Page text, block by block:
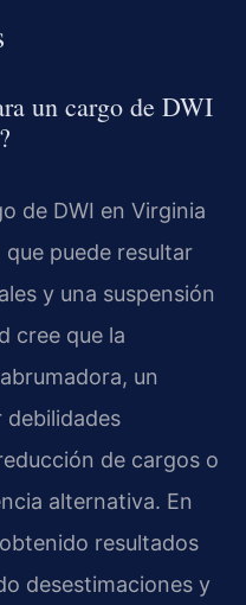
un cargo de DWI
de DWI en Virginia
que puede resultar
y una suspensión
cree que la
un
de cargos o
alternativa. En
resultados
desestimaciones y